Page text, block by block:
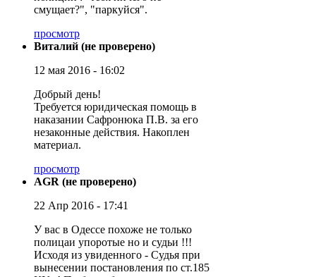
смущает?", "паркуйся".
просмотр
Виталий (не проверено)
12 мая 2016 - 16:02
Добрый день!
Требуется юридическая помощь в
наказании Сафронюка П.В. за его
незаконные действия. Накоплен
материал.
просмотр
AGR (не проверено)
22 Апр 2016 - 17:41
У вас в Одессе похоже не только
полицаи упоротые но и судьи !!!
Исходя из увиденного - Судья при
вынесении постановления по ст.185